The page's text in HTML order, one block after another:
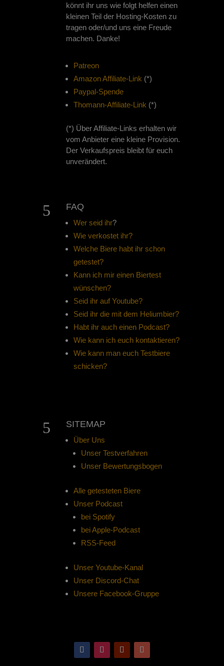
könnt ihr uns wie folgt helfen einen
kleinen Teil der Hosting-Kosten zu
tragen oder/und uns eine Freude
machen. Danke!
Patreon
Amazon Affiliate-Link (*)
Paypal-Spende
Thomann-Affiliate-Link (*)
(*) Über Affiliate-Links erhalten wir
vom Anbieter eine kleine Provision.
Der Verkaufspreis bleibt für euch
unverändert.
5 FAQ
Wer seid ihr?
Wie verkostet ihr?
Welche Biere habt ihr schon
getestet?
Kann ich mir einen Biertest
wünschen?
Seid ihr auf Youtube?
Seid ihr die mit dem Heliumbier?
Habt ihr auch einen Podcast?
Wie kann ich euch kontaktieren?
Wie kann man euch Testbiere
schicken?
5 SITEMAP
Über Uns
Unser Testverfahren
Unser Bewertungsbogen
Alle getesteten Biere
Unser Podcast
bei Spotify
bei Apple-Podcast
RSS-Feed
Unser Youtube-Kanal
Unser Discord-Chat
Unsere Facebook-Gruppe